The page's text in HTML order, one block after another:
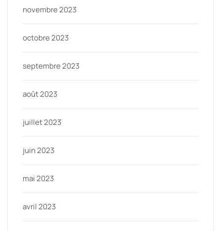
novembre 2023
octobre 2023
septembre 2023
août 2023
juillet 2023
juin 2023
mai 2023
avril 2023